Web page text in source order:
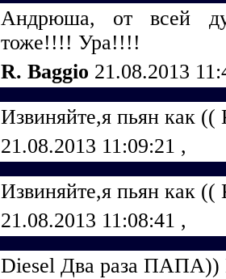
Андрюша, от всей
тоже!!!! Ура!!!!
R. Baggio 21.08.2013
Извиняйте,я пьян как ((
21.08.2013 11:09:21 ,
Извиняйте,я пьян как ((
21.08.2013 11:08:41 ,
Diеsеl Два раза